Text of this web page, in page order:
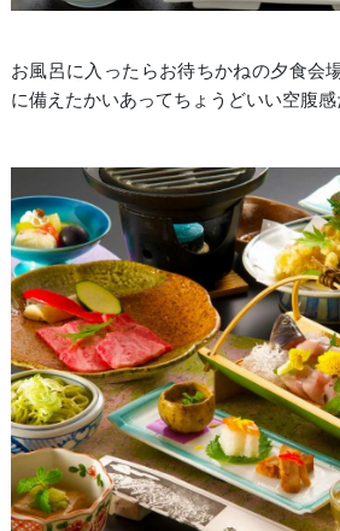
お風呂に入ったらお待ちかねの夕食会
に備えたかいあってちょうどいい空腹感